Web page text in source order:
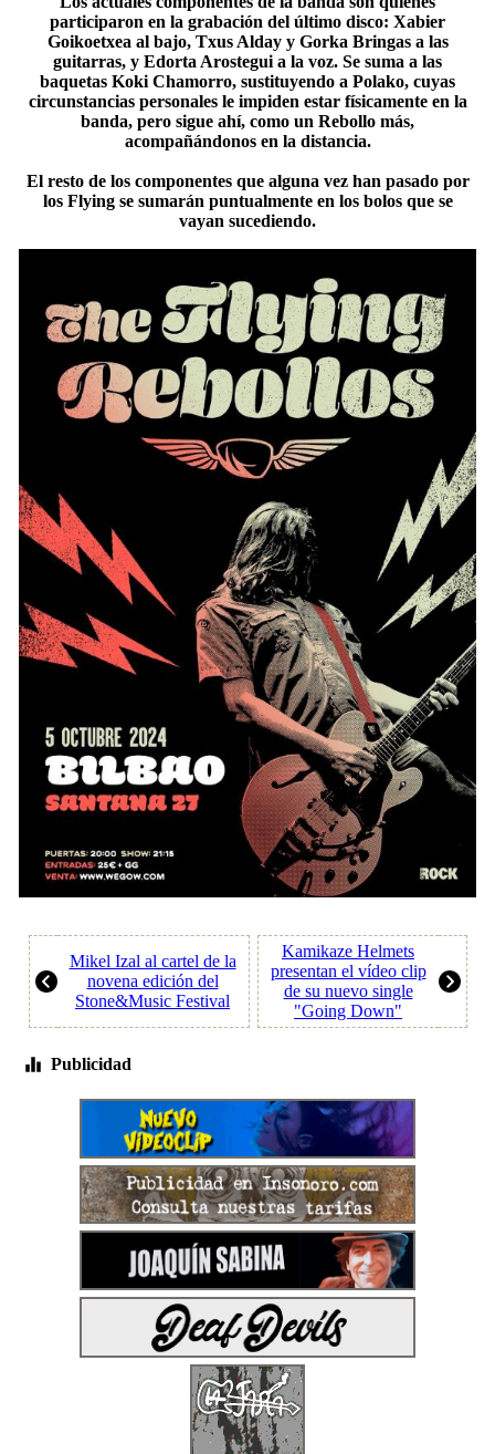
participaron en la grabación del último disco: Xabier
Goikoetxea al bajo, Txus Alday y Gorka Bringas a las
guitarras, y Edorta Arostegui a la voz. Se suma a las
baquetas Koki Chamorro, sustituyendo a Polako, cuyas
circunstancias personales le impiden estar físicamente en la
banda, pero sigue ahí, como un Rebollo más,
acompañándonos en la distancia.
El resto de los componentes que alguna vez han pasado por
los Flying se sumarán puntualmente en los bolos que se
vayan sucediendo.
Mikel Izal al cartel de la
novena edición del
Stone&Music Festival
Kamikaze Helmets
presentan el vídeo clip
de su nuevo single
"Going Down"
Publicidad